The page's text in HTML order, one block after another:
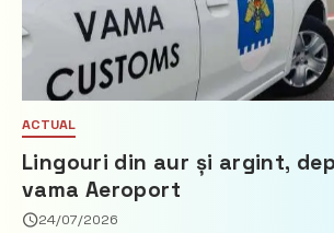
ACTUAL
Lingouri din aur și argint,
vama Aeroport
24/07/2026